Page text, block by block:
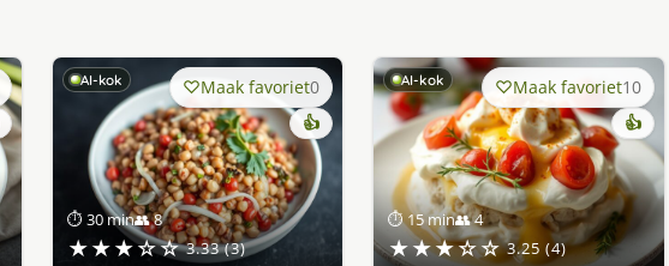
AI-kok
⏱ 30 min👥 8
★★★☆☆ 3.33 (3)
Maak favoriet0
👍
AI-kok
⏱ 15 min👥 4
★★★☆☆ 3.25 (4)
Maak favoriet10
👍